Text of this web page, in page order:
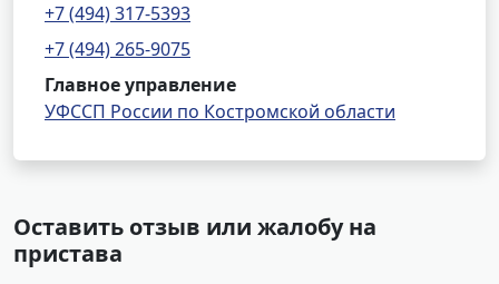
+7 (494) 317-5393
+7 (494) 265-9075
Главное управление
УФССП России по Костромской области
Оставить отзыв или жалобу на
пристава